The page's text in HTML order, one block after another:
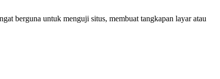
berguna untuk menguji situs, membuat tangkapan layar atau